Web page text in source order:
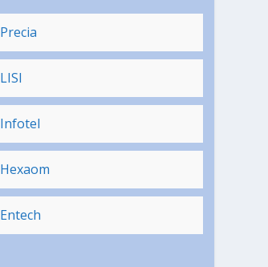
Precia
LISI
Infotel
Hexaom
Entech